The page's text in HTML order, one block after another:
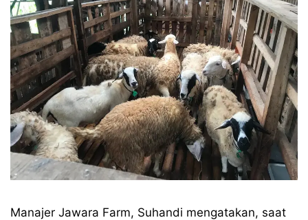
Manajer Jawara Farm, Suhandi mengatakan, saat